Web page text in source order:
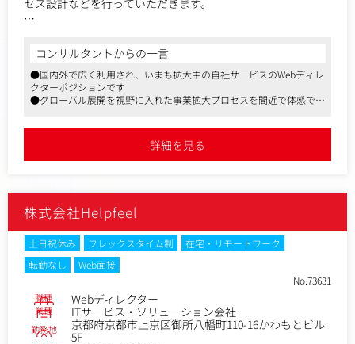
任していますが、今後さらなる成長を実現するためには、営
ストックマークのSaaSはSMB向けの効率化ツールとは異な
り、エンタープライズと新たな価値を共創する挑戦的な事業
であり、自ら戦略を描き市場を切り拓く力が求められます。
※Account Division：セールス・CSが所属
・最先端のLLM技術をいち早く実装し、SaaS × Deep Techの
独自性を活かした生成AIプロダクトの事業成長に関われま
す。
・国内トップエンタープライズを相手に、単純な業務効率化
ではなく、新しい価値を創出するビジネスに携われます。
・シリーズDを終え、累計80億円超の資金調達を活用した事業
・マーケティングチームと共同しゼロから戦略的なアプロー
チを企画
・顧客の課題を深く理解し、自社プロダクトを活用したソリ
ューションの提供
・顧客への継続的な提案活動とフォローアップ
・顧客ユースケースの整理とプロダクト開発へのフィードバ
■ポジションの魅力
・社内外ともに経営層とのコミュニケーションが多く、経営
者視点が養える
・目的に合わせてルールや制度を0から作ることができる
・顧客の課題解決のための提案を通じて、営業力や契約交渉
・セールスプロセス全体を管理する力や、売上目標達成に向
けた計画立案能力が身に付く
コンサルタントからの一言
●国内外で広く利用され、いまも拡大中の自社サービスのWebディレ
クターポジションです
●グローバル展開を視野に入れた事業拡大プロセスを間近で体感で
生活スタイルに合わせた就業を可能にしています
詳細を見る
株式会社Helpfeel
土日祝休み フレックスタイム制
在宅・リモートワーク
転勤なし
Web面接
No.73631
職種 Webディレクター
業種 ITサービス・ソリューション会社
勤務地
京都府京都市上京区御所八幡町110-16かわもとビル
5F